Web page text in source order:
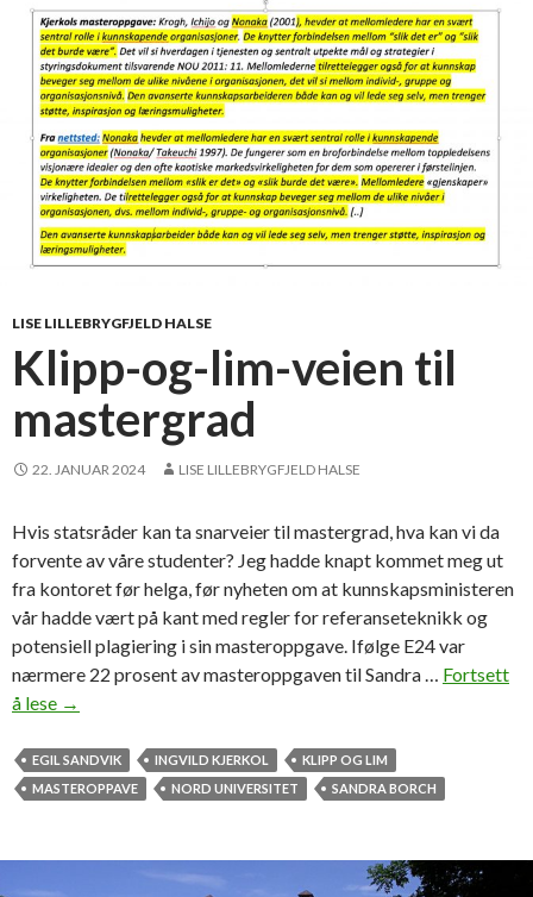
LISE LILLEBRYGFJELD HALSE
Klipp-og-lim-veien til
mastergrad
22. JANUAR 2024 LISE LILLEBRYGFJELD HALSE
Hvis statsråder kan ta snarveier til mastergrad, hva kan vi da
forvente av våre studenter? Jeg hadde knapt kommet meg ut
fra kontoret før helga, før nyheten om at kunnskapsministeren
vår hadde vært på kant med regler for referanseteknikk og
potensiell plagiering i sin masteroppgave. Ifølge E24 var
nærmere 22 prosent av masteroppgaven til Sandra … Fortsett
å lese K
i
p
→
EGIL SANDVIK INGVILD KJERKOL
KLIPP OG LIM
MASTEROPPAVE
NORD UNIVERSITET SANDRA BORCH